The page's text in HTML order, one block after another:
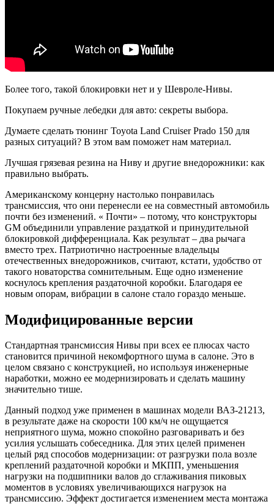
Более того, такой блокировки нет и у Шевроле-Нивы.
Покупаем ручные лебедки для авто: секреты выбора.
Думаете сделать тюнинг Toyota Land Cruiser Prado 150 для
разных ситуаций? В этом вам поможет нам материал.
Лучшая грязевая резина на Ниву и другие внедорожники: как
правильно выбрать.
Американскому концерну настолько понравилась
трансмиссия, что они перенесли ее на совместный автомобиль
почти без изменений. « Почти» – потому, что конструкторы
GM объединили управление раздаткой и принудительной
блокировкой дифференциала. Как результат – два рычага
вместо трех. Патриотично настроенные владельцы
отечественных внедорожников, считают, кстати, удобство от
такого новаторства сомнительным. Еще одно изменение
коснулось крепления раздаточной коробки. Благодаря ее
новым опорам, вибрации в салоне стало гораздо меньше.
Модифицированные версии
Стандартная трансмиссия Нивы при всех ее плюсах часто
становится причиной некомфортного шума в салоне. Это в
целом связано с конструкцией, но используя инженерные
наработки, можно ее модернизировать и сделать машину
значительно тише.
Данный подход уже применен в машинах модели ВАЗ-21213,
в результате даже на скорости 100 км/ч не ощущается
неприятного шума, можно спокойно разговаривать и без
усилия услышать собеседника. Для этих целей применен
целый ряд способов модернизации: от разгрузки пола возле
креплений раздаточной коробки и МКПП, уменьшения
нагрузки на подшипники валов до сглаживания пиковых
моментов в условиях увеличивающихся нагрузок на
трансмиссию. Эффект достигается изменением места монтажа